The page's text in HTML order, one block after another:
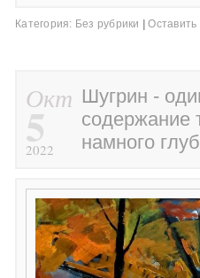
Категория: Без рубрики |
Окт
5
2022
Шугрин -
содержание
намного